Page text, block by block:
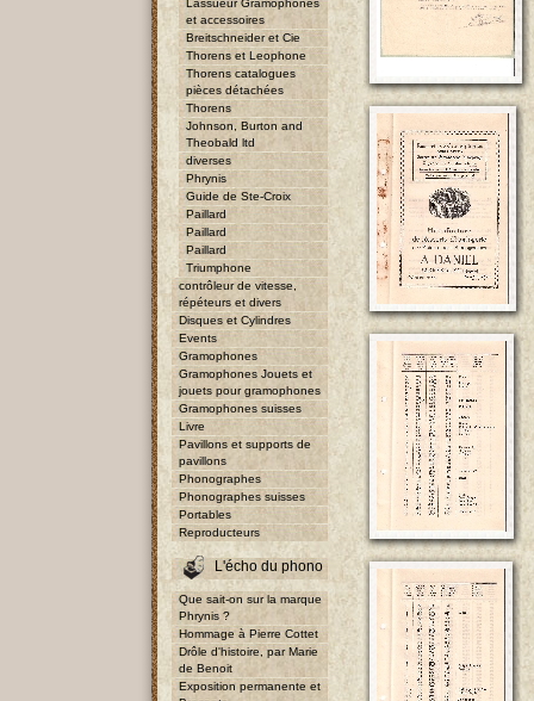
Lassueur Gramophones
et accessoires
Breitschneider et Cie
Thorens et Leophone
Thorens catalogues
pièces détachées
Thorens
Johnson, Burton and
Theobald ltd
diverses
Phrynis
Guide de Ste-Croix
Paillard
Paillard
Paillard
Triumphone
contrôleur de vitesse,
répéteurs et divers
Disques et Cylindres
Events
Gramophones
Gramophones Jouets et
jouets pour gramophones
Gramophones suisses
Livre
Pavillons et supports de
pavillons
Phonographes
Phonographes suisses
Portables
Reproducteurs
L'écho du phono
Que sait-on sur la marque
Phrynis ?
Hommage à Pierre Cottet
Drôle d'histoire, par Marie
de Benoit
Exposition permanente et